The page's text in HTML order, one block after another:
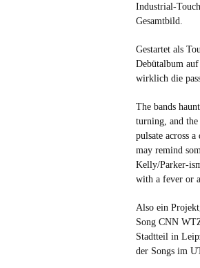
Industrial-
Gesamtbild.
Gestartet als
Debütalbum
wirklich die
The bands
turning, and
pulsate across
may remind
Kelly/Parker-
with a fever or
Also ein
Song CNN
Stadtteil in
der Songs im